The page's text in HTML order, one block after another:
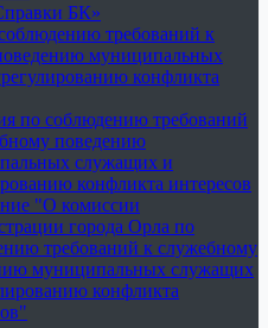
БК»
требований к
муниципальных
конфликта
по соблюдению требований
поведению
служащих и
конфликта интересов
"О комиссии
города Орла по
требований к служебному
муниципальных служащих
конфликта